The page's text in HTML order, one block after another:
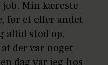
job. Min kæreste
for et eller andet
altid stod op.
der var noget
dag var jeg hos